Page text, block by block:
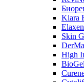
Kiara
Elaxen
Skin
High
BioGel